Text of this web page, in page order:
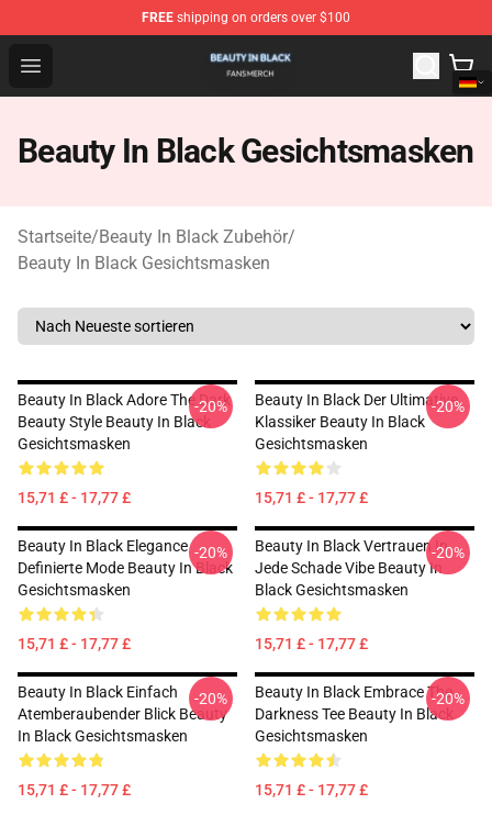
FREE shipping on orders over $100
Open menu
Beauty In Black Shop - Official Beauty In Black
Beauty In Black Gesichtsmasken
Startseite/Beauty In Black Zubehör/
Beauty In Black Gesichtsmasken
Beauty In Black Adore The Dark
Beauty Style Beauty In Black
Gesichtsmasken
15,71 £ - 17,77 £
-20%
Beauty In Black Der Ultimative
Klassiker Beauty In Black
Gesichtsmasken
15,71 £ - 17,77 £
-20%
Beauty In Black Elegance
Definierte Mode Beauty In Black
Gesichtsmasken
15,71 £ - 17,77 £
-20%
Beauty In Black Vertrauen In
Jede Schade Vibe Beauty In
Black Gesichtsmasken
15,71 £ - 17,77 £
-20%
Beauty In Black Einfach
Atemberaubender Blick Beauty
In Black Gesichtsmasken
15,71 £ - 17,77 £
-20%
Beauty In Black Embrace The
Darkness Tee Beauty In Black
Gesichtsmasken
15,71 £ - 17,77 £
-20%